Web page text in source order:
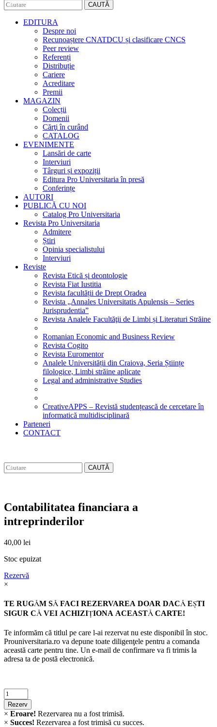
CAUTĂ
EDITURA
Despre noi
Recunoaștere CNATDCU și clasificare CNCS
Peer review
Referenți
Distribuție
Cariere
Acreditare
Premii
MAGAZIN
Colecții
Domenii
Cărţi în curând
CATALOG
EVENIMENTE
Lansări de carte
Interviuri
Târguri și expoziții
Editura Pro Universitaria în presă
Conferințe
AUTORI
PUBLICĂ CU NOI
Catalog Pro Universitaria
Revista Pro Universitaria
Admitere
Știri
Opinia specialistului
Interviuri
Reviste
Revista Etică și deontologie
Revista Fiat Iustitia
Revista facultății de Drept Oradea
Revista „Annales Universitatis Apulensis – Series
Jurisprudentia”
Revista Analele Facultăţii de Limbi și Literaturi Străine
Romanian Economic and Business Review
Revista Cogito
Revista Euromentor
Analele Universității din Craiova, Seria Științe
filologice, Limbi străine aplicate
Legal and administrative Studies
CreativeAPPS – Revistă studențească de cercetare în
informatică multidisciplinară
Parteneri
CONTACT
CAUTĂ
Contabilitatea financiara a
intreprinderilor
40,00 lei
Stoc epuizat
Rezervă
×
TE RUGĂM SĂ FACI REZERVAREA DOAR DACĂ EŞTI
SIGUR CĂ VEI ACHIZIŢIONA ACEASTĂ CARTE!
Te informăm că titlul pe care l-ai rezervat nu este disponibil în stoc.
Prouniversitaria.ro va depune toate diligenţele pentru a comanda
această carte pentru tine. Un e-mail de confirmare va fi trimis la
adresa ta de postă electronică.
Criminalistica
quantity
Rezerv
× Eroare! Rezervarea nu a fost trimisă.
× Succes! Rezervarea a fost trimisă cu succes.